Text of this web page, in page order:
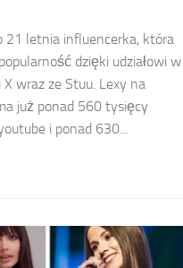
21 letnia influencerka, która
dzięki udziałowi w
X wraz ze Stuu. Lexy na
już ponad 560 tysięcy
i ponad 630...